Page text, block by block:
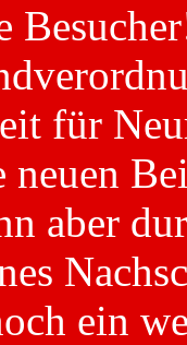
für
neuen
aber
ein